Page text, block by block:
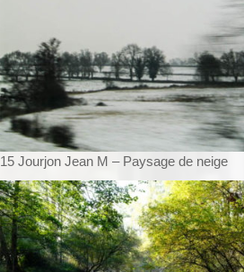
15 Jourjon Jean M – Paysage de neige